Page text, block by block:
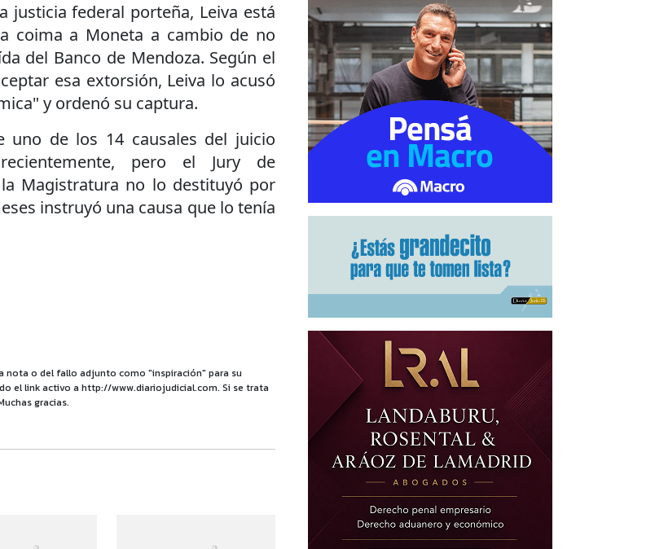
justicia federal porteña, Leiva está
coima a Moneta a cambio de no
del Banco de Mendoza. Según el
esa extorsión, Leiva lo acusó
y ordenó su captura.
uno de los 14 causales del juicio
pero el Jury de
Magistratura no lo destituyó por
instruyó una causa que lo tenía
nota o del fallo adjunto como "inspiración" para su
el link activo a http://www.diariojudicial.com. Si se trata
gracias.